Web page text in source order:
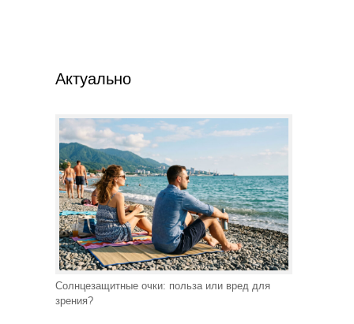
Актуально
Солнцезащитные очки: польза или вред для
зрения?